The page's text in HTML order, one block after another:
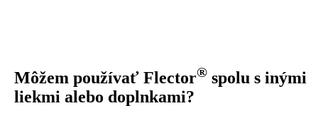
Môžem používať Flector® spolu s inými
liekmi alebo doplnkami?